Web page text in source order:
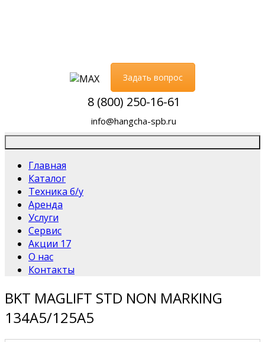
Задать вопрос
8 (800) 250-16-61
info@hangcha-spb.ru
Главная
Каталог
Техника б/у
Аренда
Услуги
Сервис
Акции 17
О нас
Контакты
BKT MAGLIFT STD NON MARKING
134A5/125A5